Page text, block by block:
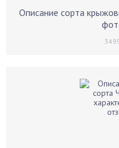
Описание сорта
3495